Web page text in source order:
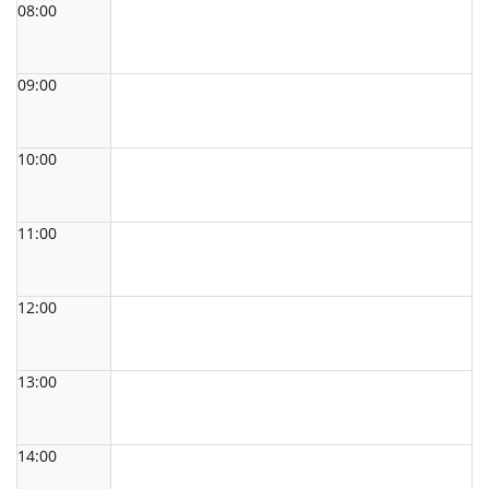
08:00
09:00
10:00
11:00
12:00
13:00
14:00